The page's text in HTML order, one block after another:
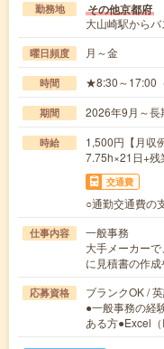
勤務地 その他京都府
大山崎駅から
曜日頻度 月～金
時間 ★8:30～17:00
期間 2026年9月～長
時給
1,500円【月収
7.75h×21日+残
交通費
○通勤交通費の
仕事内容
一般事務
大手メーカー
に見積書の作
応募資格
ブランクOK /
●一般事務の経
ある方●Excel